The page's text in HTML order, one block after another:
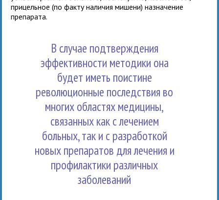
прицельное (по факту наличия мишени) назначение
препарата.
В случае подтверждения
эффективности методики она
будет иметь поистине
революционные последствия во
многих областях медицины,
связанных как с лечением
больных, так и с разработкой
новых препаратов для лечения и
профилактики различных
заболеваний